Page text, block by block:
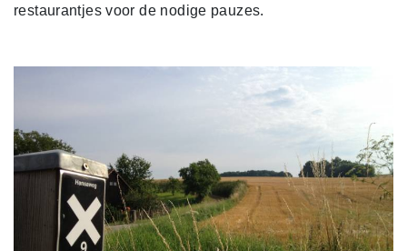
restaurantjes voor de nodige pauzes.